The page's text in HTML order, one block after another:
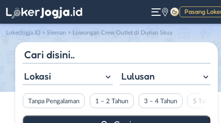
Pasang
Gelap
LokerJogja.ID > Sleman > Lowongan Crew Outlet di Durian Skuy
Lokasi Lulusan
Tanpa Pengalaman 1 – 2 Tahun 3 – 4 Tahun 5 Tahun